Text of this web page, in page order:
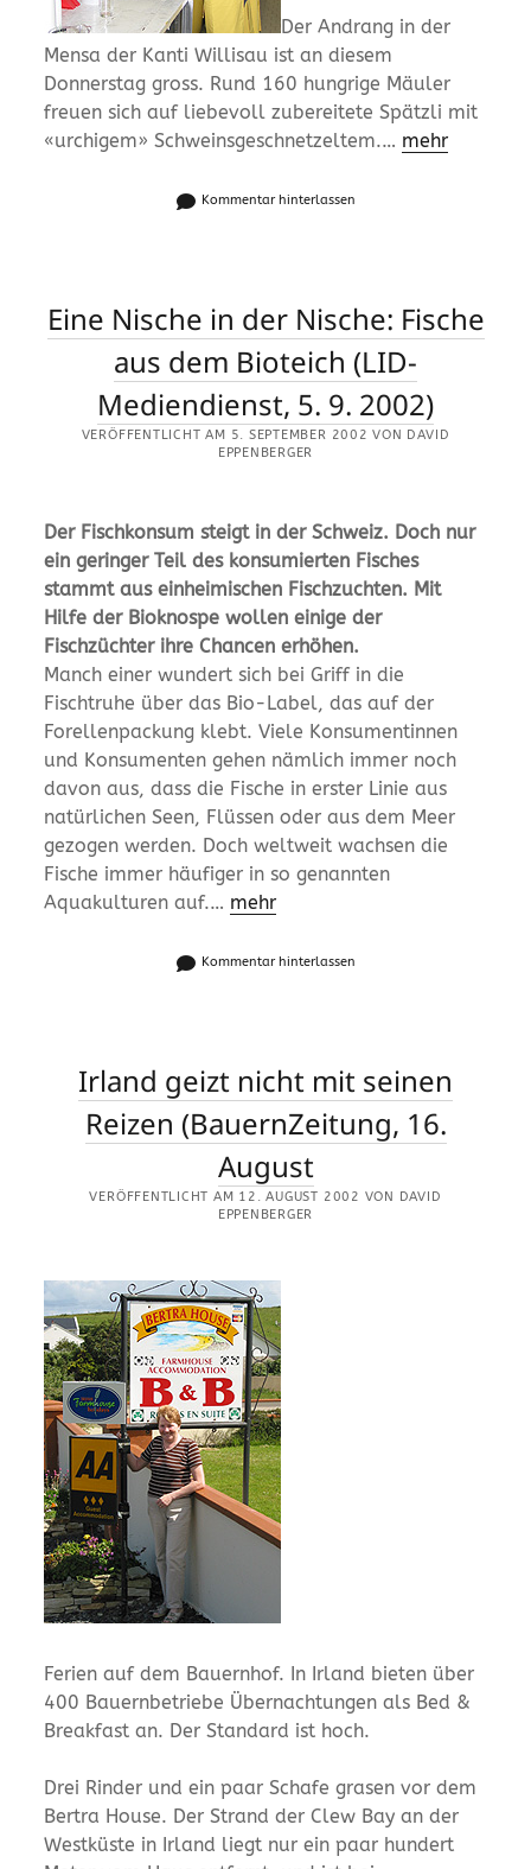
Der Andrang in der
Mensa der Kanti Willisau ist an diesem
Donnerstag gross. Rund 160 hungrige Mäuler
freuen sich auf liebevoll zubereitete Spätzli mit
«urchigem» Schweinsgeschnetzeltem.… mehr
Kommentar hinterlassen
Eine Nische in der Nische: Fische
aus dem Bioteich (LID-
Mediendienst, 5. 9. 2002)
VERÖFFENTLICHT AM 5. SEPTEMBER 2002 VON DAVID
EPPENBERGER
Der Fischkonsum steigt in der Schweiz. Doch nur
ein geringer Teil des konsumierten Fisches
stammt aus einheimischen Fischzuchten. Mit
Hilfe der Bioknospe wollen einige der
Fischzüchter ihre Chancen erhöhen.
Manch einer wundert sich bei Griff in die
Fischtruhe über das Bio-Label, das auf der
Forellenpackung klebt. Viele Konsumentinnen
und Konsumenten gehen nämlich immer noch
davon aus, dass die Fische in erster Linie aus
natürlichen Seen, Flüssen oder aus dem Meer
gezogen werden. Doch weltweit wachsen die
Fische immer häufiger in so genannten
Aquakulturen auf.… mehr
Kommentar hinterlassen
Irland geizt nicht mit seinen
Reizen (BauernZeitung, 16.
August
VERÖFFENTLICHT AM 12. AUGUST 2002 VON DAVID
EPPENBERGER
Ferien auf dem Bauernhof. In Irland bieten über
400 Bauernbetriebe Übernachtungen als Bed &
Breakfast an. Der Standard ist hoch.
Drei Rinder und ein paar Schafe grasen vor dem
Bertra House. Der Strand der Clew Bay an der
Westküste in Irland liegt nur ein paar hundert